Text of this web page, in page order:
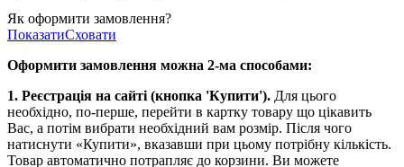
Як оформити замовлення?
ПоказатиСховати
Оформити замовлення можна 2-ма способами:
1. Реєстрація на сайті (кнопка 'Купити'). Для цього
необхідно, по-перше, перейти в картку товару що цікавить
Вас, а потім вибрати необхідний вам розмір. Після чого
натиснути «Купити», вказавши при цьому потрібну кількість.
Товар автоматично потрапляє до корзини. Ви можете